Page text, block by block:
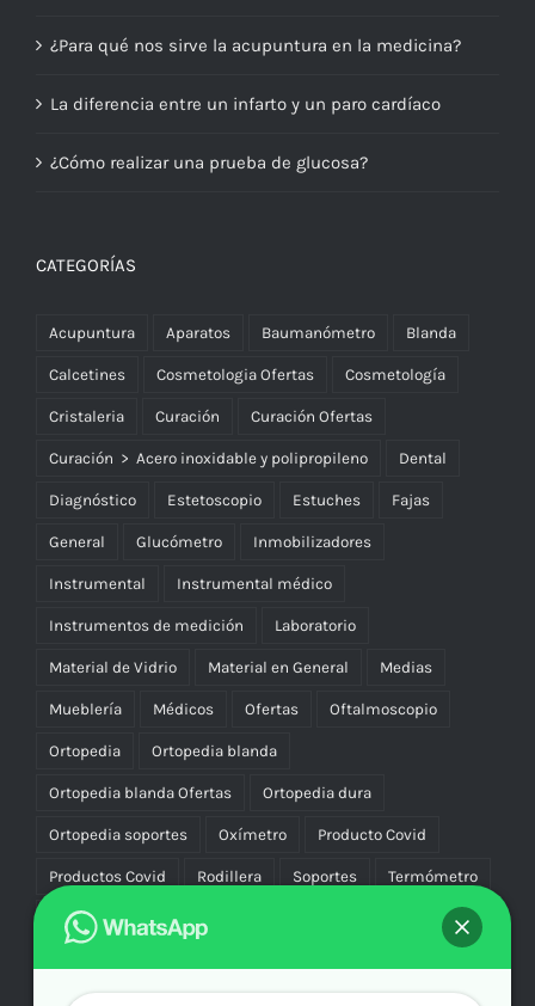
¿Para qué nos sirve la acupuntura en la medicina?
La diferencia entre un infarto y un paro cardíaco
¿Cómo realizar una prueba de glucosa?
CATEGORÍAS
Acupuntura Aparatos Baumanómetro Blanda
Calcetines Cosmetologia Ofertas Cosmetología
Cristaleria Curación Curación Ofertas
Curación > Acero inoxidable y polipropileno Dental
Diagnóstico Estetoscopio Estuches Fajas
General Glucómetro Inmobilizadores
Instrumental Instrumental médico
Instrumentos de medición Laboratorio
Material de Vidrio Material en General Medias
Mueblería Médicos Ofertas Oftalmoscopio
Ortopedia Ortopedia blanda
Ortopedia blanda Ofertas Ortopedia dura
Ortopedia soportes Oxímetro Producto Covid
Productos Covid Rodillera Soportes Termómetro
Uniforme Uniformes